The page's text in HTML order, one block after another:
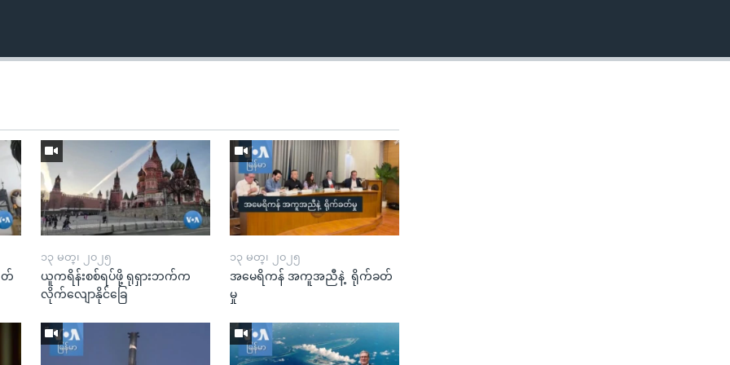
တ်
၁၃ မတ္၊ ၂၀၂၅
ယူကရိန်းစစ်ရပ်ဖို့ ရုရှားဘက်က
လိုက်လျောနိုင်ခြေ
၁၃ မတ္၊ ၂၀၂၅
အမေရိကန် အကူအညီနဲ့ ရိုက်ခတ်
မှု